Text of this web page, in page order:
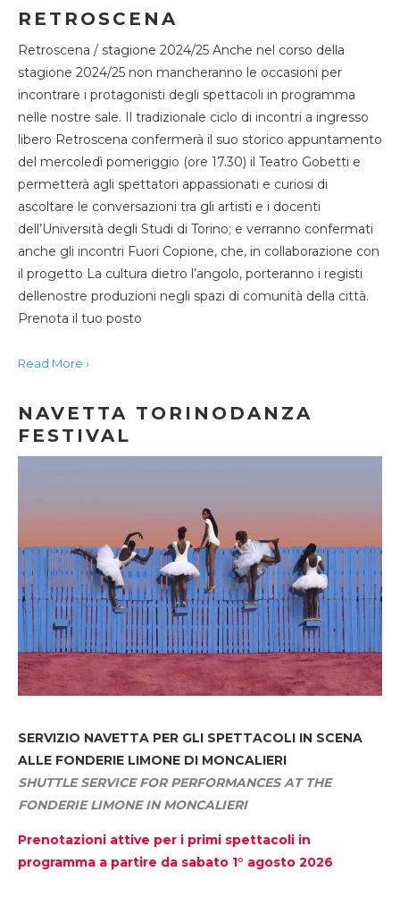
RETROSCENA
Retroscena / stagione 2024/25 Anche nel corso della
stagione 2024/25 non mancheranno le occasioni per
incontrare i protagonisti degli spettacoli in programma
nelle nostre sale. Il tradizionale ciclo di incontri a ingresso
libero Retroscena confermerà il suo storico appuntamento
del mercoledì pomeriggio (ore 17.30) il Teatro Gobetti e
permetterà agli spettatori appassionati e curiosi di
ascoltare le conversazioni tra gli artisti e i docenti
dell’Università degli Studi di Torino; e verranno confermati
anche gli incontri Fuori Copione, che, in collaborazione con
il progetto La cultura dietro l’angolo, porteranno i registi
dellenostre produzioni negli spazi di comunità della città.
Prenota il tuo posto
Read More ›
NAVETTA TORINODANZA
FESTIVAL
SERVIZIO NAVETTA PER GLI SPETTACOLI IN SCENA
ALLE FONDERIE LIMONE DI MONCALIERI
SHUTTLE SERVICE FOR PERFORMANCES AT THE
FONDERIE LIMONE IN MONCALIERI
Prenotazioni attive per i primi spettacoli in
programma a partire da sabato 1° agosto 2026